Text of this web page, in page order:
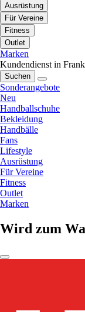
Ausrüstung
Für Vereine
Fitness
Outlet
Marken
Kundendienst in
Suchen
Sonderangebote
Neu
Handballschuhe
Bekleidung
Handbälle
Fans
Lifestyle
Ausrüstung
Für Vereine
Fitness
Outlet
Marken
Wird zum